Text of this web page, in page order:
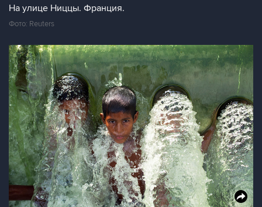
На улице Ниццы. Франция.
Фото: Reuters